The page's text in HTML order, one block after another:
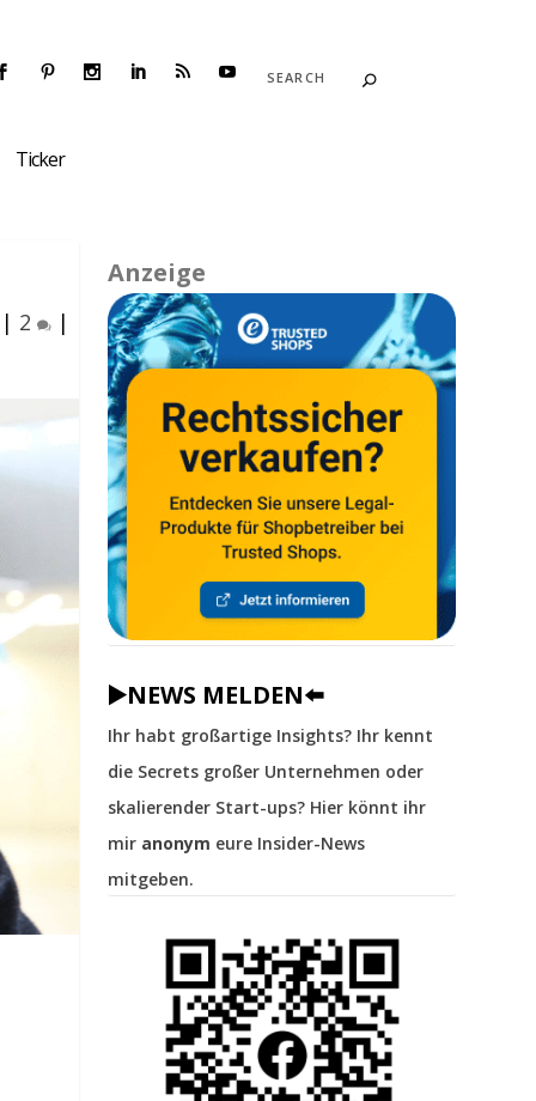
Ticker
2 |
Anzeige
▶️NEWS MELDEN⬅️
Ihr habt großartige Insights? Ihr kennt
die Secrets großer Unternehmen oder
skalierender Start-ups? Hier könnt ihr
mir anonym eure Insider-News
mitgeben.